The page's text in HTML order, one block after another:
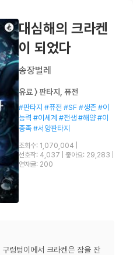
대심해의 크라켄
이 되었다
송장벌레
유료 〉 판타지, 퓨전
#판타지 #퓨전 #SF #생존 #이
능력 #이세계 #전생 #해양 #이
종족 #서양판타지
조회수: 1,070,004
선호작: 4,037
좋아요: 29,283
연재글: 200
렁텅이에서 크라켄은 잠을 잔